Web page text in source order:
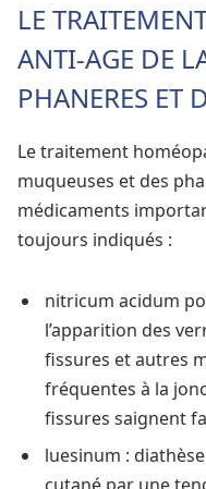
LE
ANTI-AGE DE
PHANERES ET
Le traitement
muqueuses et des
médicaments
toujours indiqués :
nitricum acidum
l’apparition des
fissures et autres
fréquentes à la
fissures saignent
luesinum :